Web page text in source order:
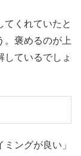
てくれていたと
。褒めるのが上
ているでしょ
ングが良い」